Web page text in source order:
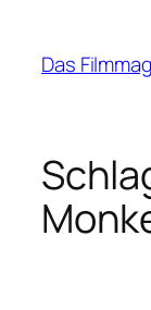
springen
Das